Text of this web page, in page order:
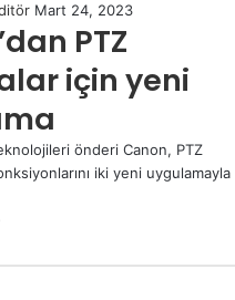
Mart 24, 2023
PTZ
için yeni
önderi Canon, PTZ
iki yeni uygulamayla